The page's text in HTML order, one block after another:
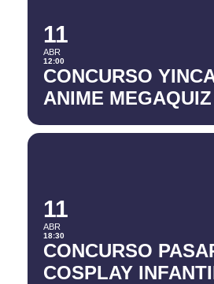
11
ABR
12:00
CONCURSO
ANIME MEGAQUIZ
11
ABR
18:30
CONCURSO
COSPLAY